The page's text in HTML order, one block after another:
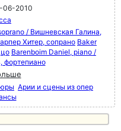
06-2010
/ Вишневская Галина,
Хитер, сопрано Baker
Barenboim Daniel, piano /
фортепиано
Арии и сцены из опер